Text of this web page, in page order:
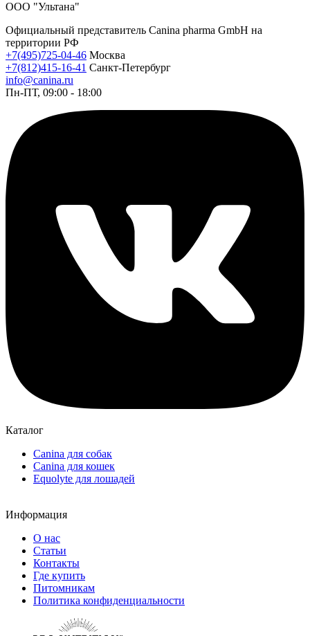
ООО "Ультана"
Официальный представитель Canina pharma GmbH на
территории РФ
+7(495)725-04-46 Москва
+7(812)415-16-41 Санкт-Петербург
info@canina.ru
Пн-ПТ, 09:00 - 18:00
Каталог
Canina для собак
Canina для кошек
Equolyte для лошадей
Информация
О нас
Статьи
Контакты
Где купить
Питомникам
Политика конфиденциальности